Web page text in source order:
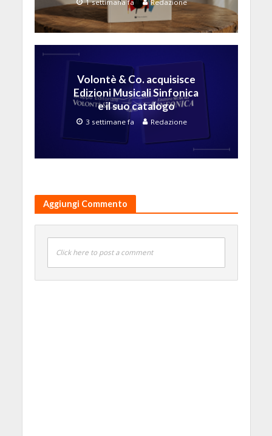
1 settimana fa Redazione
Volontè & Co. acquisisce
Edizioni Musicali Sinfonica
e il suo catalogo
3 settimane fa Redazione
Aggiungi Commento
Click here to post a comment